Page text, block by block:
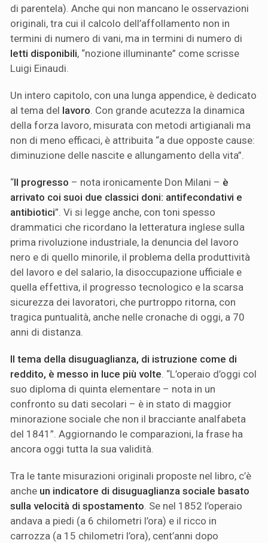
di parentela). Anche qui non mancano le osservazioni
originali, tra cui il calcolo dell’affollamento non in
termini di numero di vani, ma in termini di numero di
letti disponibili, “nozione illuminante” come scrisse
Luigi Einaudi.
Un intero capitolo, con una lunga appendice, è dedicato
al tema del lavoro . Con grande acutezza la dinamica
della forza lavoro, misurata con metodi artigianali ma
non di meno efficaci, è attribuita “a due opposte cause:
diminuzione delle nascite e allungamento della vita”.
“Il progresso – nota ironicamente Don Milani – è
arrivato coi suoi due classici doni: antifecondativi e
antibiotici”. Vi si legge anche, con toni spesso
drammatici che ricordano la letteratura inglese sulla
prima rivoluzione industriale, la denuncia del lavoro
nero e di quello minorile, il problema della produttività
del lavoro e del salario, la disoccupazione ufficiale e
quella effettiva, il progresso tecnologico e la scarsa
sicurezza dei lavoratori, che purtroppo ritorna, con
tragica puntualità, anche nelle cronache di oggi, a 70
anni di distanza.
Il tema della disuguaglianza, di istruzione come di
reddito, è messo in luce più volte . “L’operaio d’oggi col
suo diploma di quinta elementare – nota in un
confronto su dati secolari – è in stato di maggior
minorazione sociale che non il bracciante analfabeta
del 1841”. Aggiornando le comparazioni, la frase ha
ancora oggi tutta la sua validità.
Tra le tante misurazioni originali proposte nel libro, c’è
anche un indicatore di disuguaglianza sociale basato
sulla velocità di spostamento . Se nel 1852 l’operaio
andava a piedi (a 6 chilometri l’ora) e il ricco in
carrozza (a 15 chilometri l’ora), cent’anni dopo